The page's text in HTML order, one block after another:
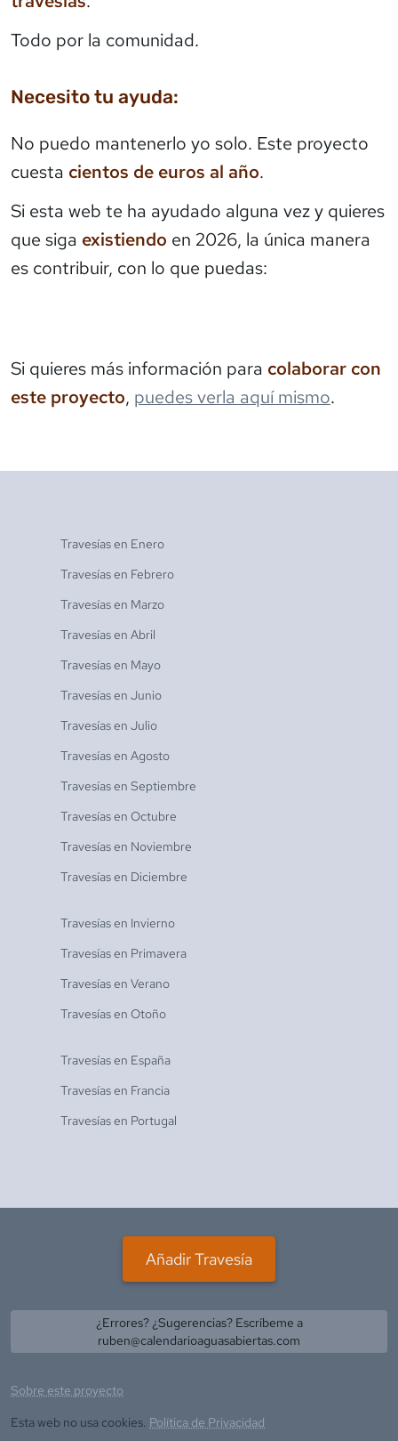
Todo por la comunidad.
Necesito tu ayuda:
No puedo mantenerlo yo solo. Este proyecto
cuesta cientos de euros al año.
Si esta web te ha ayudado alguna vez y quieres
que siga existiendo en 2026, la única manera
es contribuir, con lo que puedas:
Si quieres más información para colaborar con
este proyecto, puedes verla aquí mismo.
Travesías en Enero
Travesías en Febrero
Travesías en Marzo
Travesías en Abril
Travesías en Mayo
Travesías en Junio
Travesías en Julio
Travesías en Agosto
Travesías en Septiembre
Travesías en Octubre
Travesías en Noviembre
Travesías en Diciembre
Travesías en Invierno
Travesías en Primavera
Travesías en Verano
Travesías en Otoño
Travesías en España
Travesías en Francia
Travesías en Portugal
Añadir Travesía
¿Errores? ¿Sugerencias? Escríbeme a
ruben@calendarioaguasabiertas.com
Sobre este proyecto
Esta web no usa cookies. Política de Privacidad